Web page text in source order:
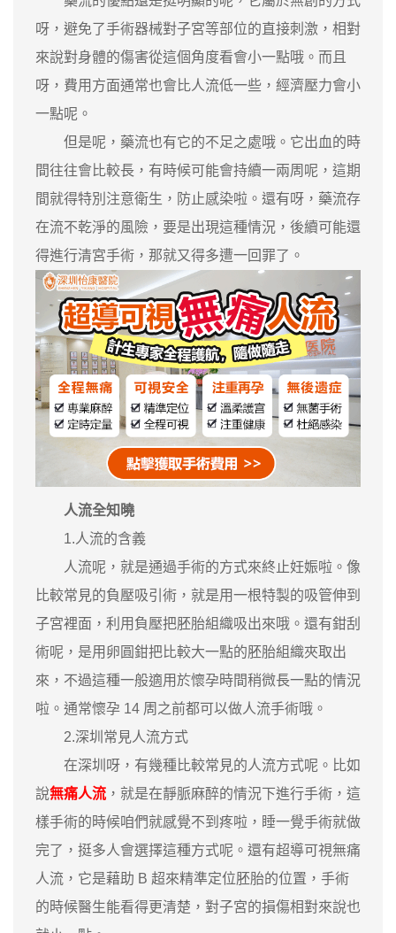
呀，避免了手術器械對子宮等部位的直接刺激，相對
來說對身體的傷害從這個角度看會小一點哦。而且
呀，費用方面通常也會比人流低一些，經濟壓力會小
一點呢。
但是呢，藥流也有它的不足之處哦。它出血的時
間往往會比較長，有時候可能會持續一兩周呢，這期
間就得特別注意衛生，防止感染啦。還有呀，藥流存
在流不乾淨的風險，要是出現這種情況，後續可能還
得進行清宮手術，那就又得多遭一回罪了。
人流全知曉
1.人流的含義
人流呢，就是通過手術的方式來終止妊娠啦。像
比較常見的負壓吸引術，就是用一根特製的吸管伸到
子宮裡面，利用負壓把胚胎組織吸出來哦。還有鉗刮
術呢，是用卵圓鉗把比較大一點的胚胎組織夾取出
來，不過這種一般適用於懷孕時間稍微長一點的情況
啦。通常懷孕 14 周之前都可以做人流手術哦。
2.深圳常見人流方式
在深圳呀，有幾種比較常見的人流方式呢。比如
說無痛人流 ，就是在靜脈麻醉的情況下進行手術，這
樣手術的時候咱們就感覺不到疼啦，睡一覺手術就做
完了，挺多人會選擇這種方式呢。還有超導可視無痛
人流，它是藉助 B 超來精準定位胚胎的位置，手術
的時候醫生能看得更清楚，對子宮的損傷相對來說也